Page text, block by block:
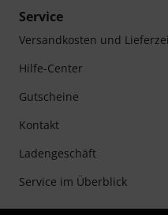
Service
Versandkosten und
Hilfe-Center
Gutscheine
Kontakt
Ladengeschäft
Service im Überblick